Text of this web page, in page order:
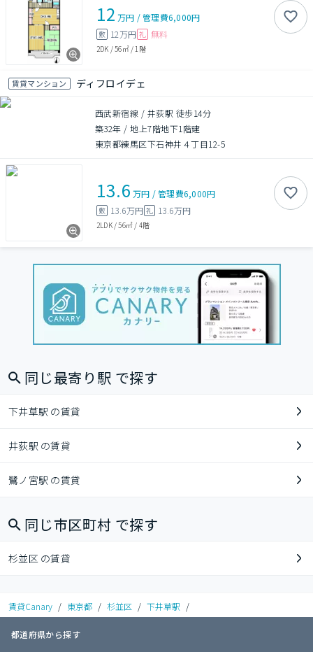
12 万円 /管理費6,000円
敷 12万円 礼 無料
2DK /56㎡/ 1階
賃貸マンション ディフロイデェ
西武新宿線 / 井荻駅 徒歩14分
築32年 /地上7階地下1階建
東京都練馬区下石神井４丁目12-5
13.6 万円 /管理費6,000円
敷 13.6万円 礼 13.6万円
2LDK/56㎡ / 4階
同じ最寄り駅 で探す
下井草駅 の賃貸
井荻駅 の賃貸
鷺ノ宮駅 の賃貸
同じ市区町村 で探す
杉並区 の賃貸
賃貸Canary / 東京都 / 杉並区 / 下井草駅 /
都道府県から探す